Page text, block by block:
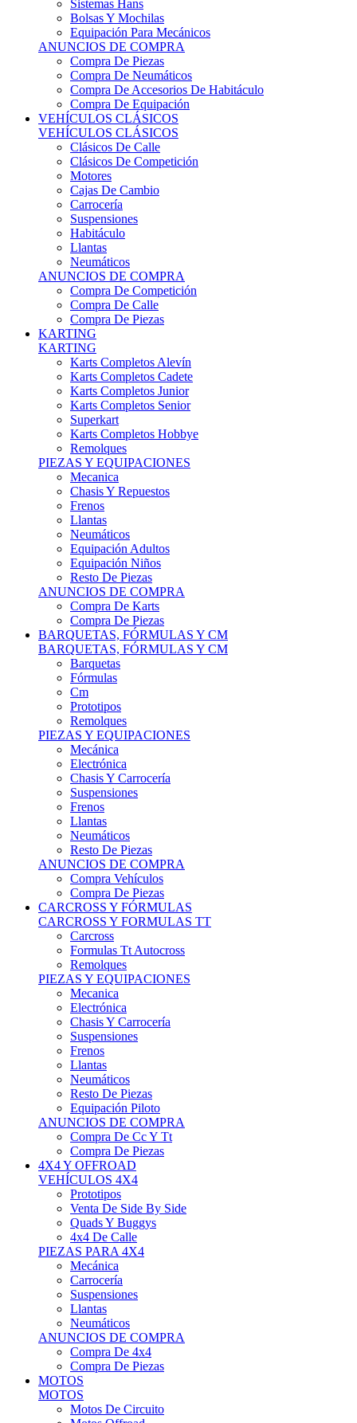
Sistemas Hans
Bolsas Y Mochilas
Equipación Para Mecánicos
ANUNCIOS DE COMPRA
Compra De Piezas
Compra De Neumáticos
Compra De Accesorios De Habitáculo
Compra De Equipación
VEHÍCULOS CLÁSICOS
VEHÍCULOS CLÁSICOS
Clásicos De Calle
Clásicos De Competición
Motores
Cajas De Cambio
Carrocería
Suspensiones
Habitáculo
Llantas
Neumáticos
ANUNCIOS DE COMPRA
Compra De Competición
Compra De Calle
Compra De Piezas
KARTING
KARTING
Karts Completos Alevín
Karts Completos Cadete
Karts Completos Junior
Karts Completos Senior
Superkart
Karts Completos Hobbye
Remolques
PIEZAS Y EQUIPACIONES
Mecanica
Chasis Y Repuestos
Frenos
Llantas
Neumáticos
Equipación Adultos
Equipación Niños
Resto De Piezas
ANUNCIOS DE COMPRA
Compra De Karts
Compra De Piezas
BARQUETAS, FÓRMULAS Y CM
BARQUETAS, FÓRMULAS Y CM
Barquetas
Fórmulas
Cm
Prototipos
Remolques
PIEZAS Y EQUIPACIONES
Mecánica
Electrónica
Chasis Y Carrocería
Suspensiones
Frenos
Llantas
Neumáticos
Resto De Piezas
ANUNCIOS DE COMPRA
Compra Vehículos
Compra De Piezas
CARCROSS Y FÓRMULAS
CARCROSS Y FORMULAS TT
Carcross
Formulas Tt Autocross
Remolques
PIEZAS Y EQUIPACIONES
Mecanica
Electrónica
Chasis Y Carrocería
Suspensiones
Frenos
Llantas
Neumáticos
Resto De Piezas
Equipación Piloto
ANUNCIOS DE COMPRA
Compra De Cc Y Tt
Compra De Piezas
4X4 Y OFFROAD
VEHÍCULOS 4X4
Prototipos
Venta De Side By Side
Quads Y Buggys
4x4 De Calle
PIEZAS PARA 4X4
Mecánica
Carrocería
Suspensiones
Llantas
Neumáticos
ANUNCIOS DE COMPRA
Compra De 4x4
Compra De Piezas
MOTOS
MOTOS
Motos De Circuito